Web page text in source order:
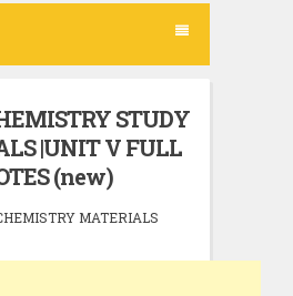
STUDY
|UNIT V FULL
(new)
MATERIALS